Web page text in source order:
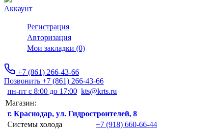
Аккаунт
Регистрация
Авторизация
Мои закладки (0)
+7 (861) 266-43-66
Позвонить +7 (861) 266-43-66
пн-пт с 8:00 до 17:00 kts@krts.ru
Магазин:
г. Краснодар, ул. Гидростроителей, 8
Системы холода
+7 (918) 660-66-44